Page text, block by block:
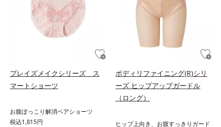
プレイズメイクシリーズ ス
マートショーツ
お腹ぽっこり解消ペアショーツ
税込1,815円
ボディリファイニング(R)シリ
ーズ ヒップアップガードル
（ロング）
ヒップ上向き、お腹すっきりガード